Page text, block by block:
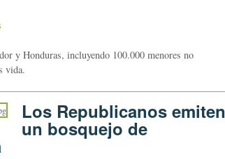
y Honduras, incluyendo 100.000 menores no
vida.
Los Republicanos emiten
un bosquejo de